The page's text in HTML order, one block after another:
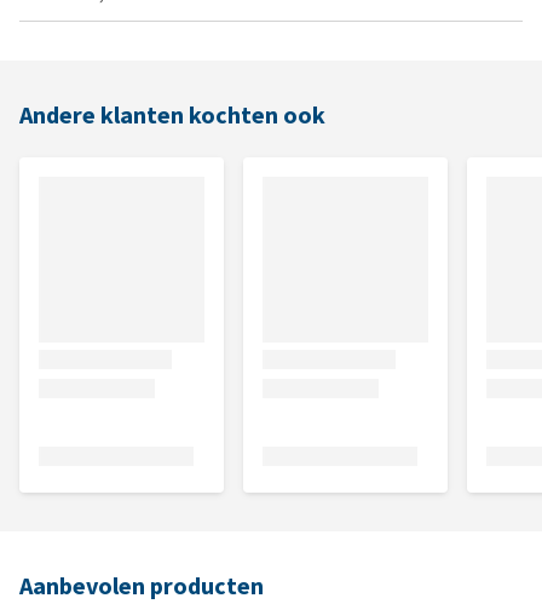
Andere klanten kochten ook
Aanbevolen producten